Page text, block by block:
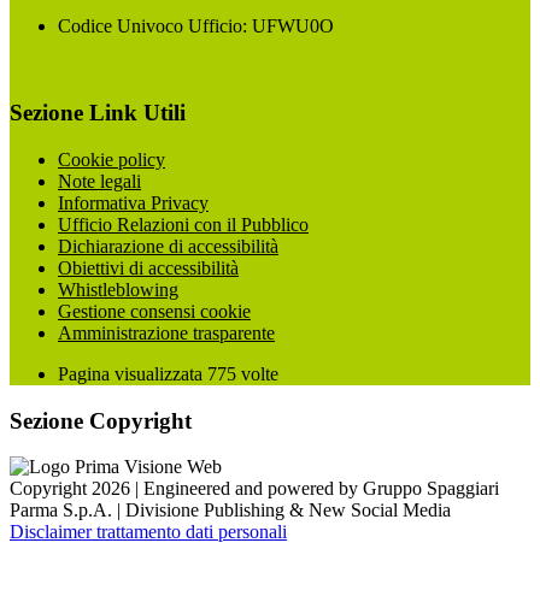
Codice Univoco Ufficio: UFWU0O
Sezione Link Utili
Cookie policy
Note legali
Informativa Privacy
Ufficio Relazioni con il Pubblico
Dichiarazione di accessibilità
Obiettivi di accessibilità
Whistleblowing
Gestione consensi cookie
Amministrazione trasparente
Pagina visualizzata 775 volte
Sezione Copyright
Copyright 2026 | Engineered and powered by Gruppo Spaggiari
Parma S.p.A. | Divisione Publishing & New Social Media
Disclaimer trattamento dati personali